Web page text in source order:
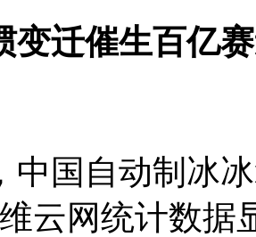
变迁催生百亿
中国自动制冰
云网统计数据